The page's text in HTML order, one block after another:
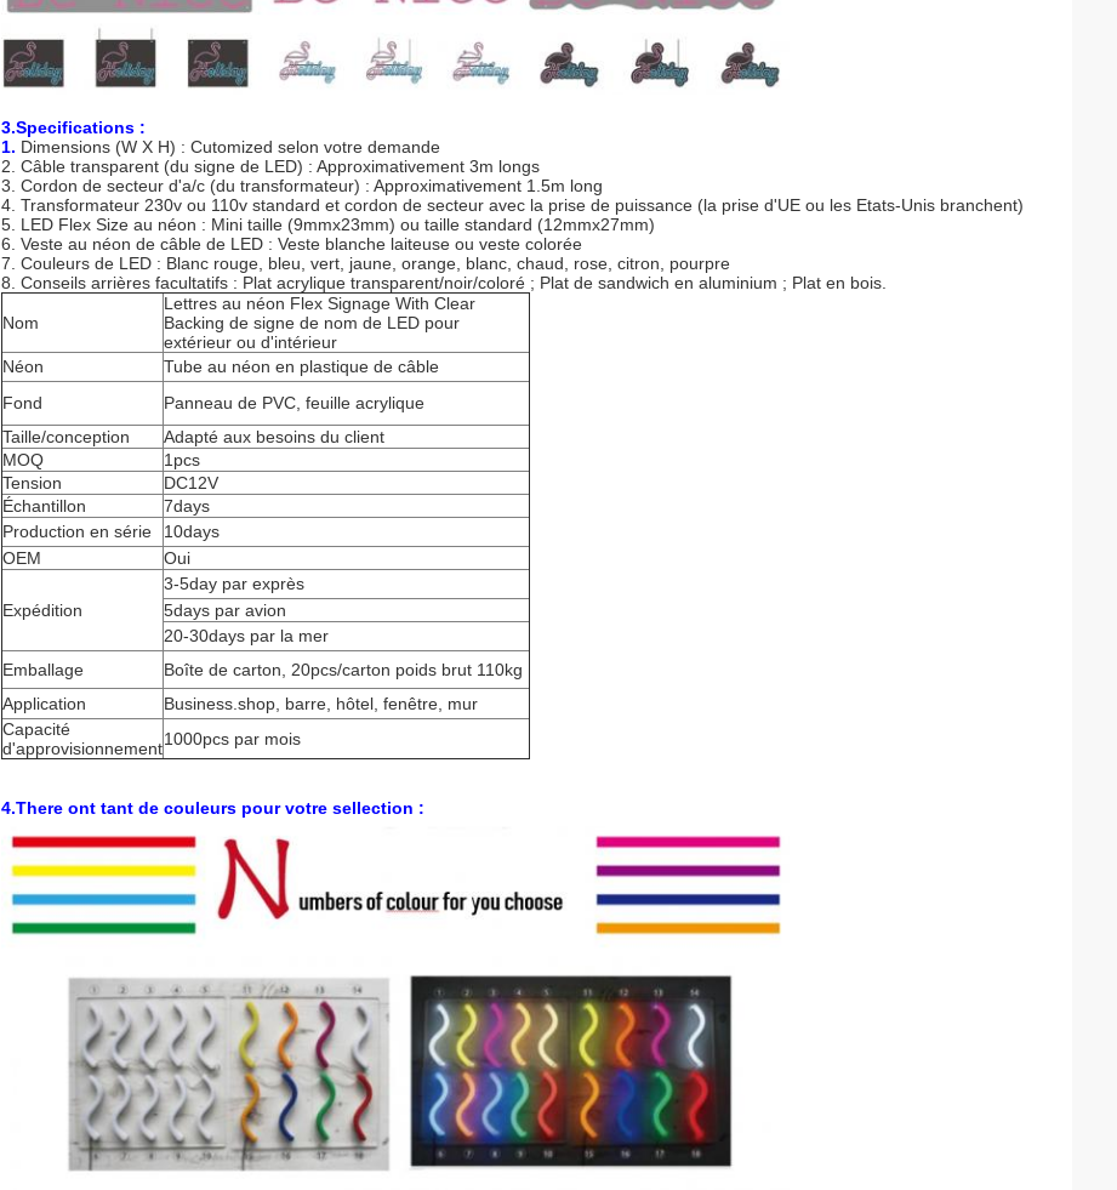
3.Specifications :
1. Dimensions (W X H) : Cutomized selon votre demande
2. Câble transparent (du signe de LED) : Approximativement 3m longs
3. Cordon de secteur d'a/c (du transformateur) : Approximativement 1.5m long
4. Transformateur 230v ou 110v standard et cordon de secteur avec la prise de puissance (la prise d'UE ou les Etats-Unis branchent)
5. LED Flex Size au néon : Mini taille (9mmx23mm) ou taille standard (12mmx27mm)
6. Veste au néon de câble de LED : Veste blanche laiteuse ou veste colorée
7. Couleurs de LED : Blanc rouge, bleu, vert, jaune, orange, blanc, chaud, rose, citron, pourpre
8. Conseils arrières facultatifs : Plat acrylique transparent/noir/coloré ; Plat de sandwich en aluminium ; Plat en bois.
Nom
Lettres au néon Flex Signage With Clear
Backing de signe de nom de LED pour
extérieur ou d'intérieur
Néon
Tube au néon en plastique de câble
Fond
Panneau de PVC, feuille acrylique
Taille/conception
Adapté aux besoins du client
MOQ
1pcs
Tension
DC12V
Échantillon
7days
Production en série
10days
OEM
Oui
Expédition
3-5day par exprès
5days par avion
20-30days par la mer
Emballage
Boîte de carton, 20pcs/carton poids brut 110kg
Application
Business.shop, barre, hôtel, fenêtre, mur
Capacité
d'approvisionnement1000pcs par mois
4.There ont tant de couleurs pour votre sellection :